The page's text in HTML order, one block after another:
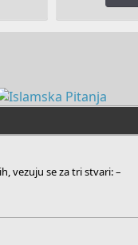
vezuju se za tri stvari: –